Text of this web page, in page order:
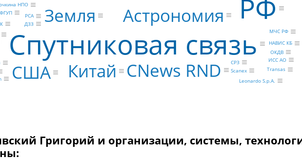
Спутниковая связь
РФ
Астрономия
Земля
США Китай CNews RND Scanex Transas
ИСС АО
ОКДВ
СРЗ
НПО
НАВИС КБ
Leonardo S.p.A.
МЧС РФ
РСА
ДЗЗ
Григорий и организации, системы,